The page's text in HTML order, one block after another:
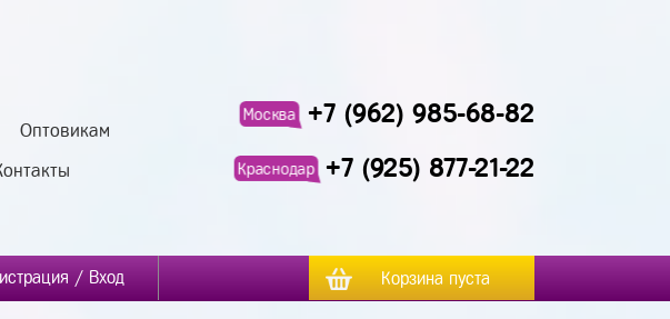
Оптовикам
Москва +7 (962) 985-68-82
Краснодар +7 (925) 877-21-22
/ Вход Корзина пуста